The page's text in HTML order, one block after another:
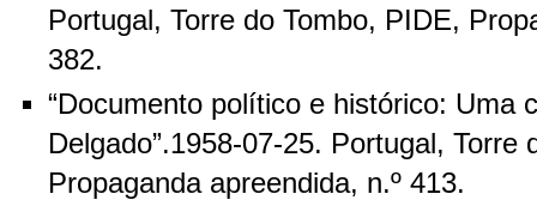
Portugal, Torre do Tombo, PIDE,
382.
“Documento político e histórico: Uma
Delgado”.1958-07-25. Portugal, Torre
Propaganda apreendida, n.º 413.